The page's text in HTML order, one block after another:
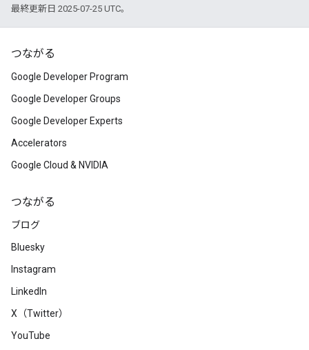
最終更新日 2025-07-25 UTC。
つながる
Google Developer Program
Google Developer Groups
Google Developer Experts
Accelerators
Google Cloud & NVIDIA
つながる
ブログ
Bluesky
Instagram
LinkedIn
X（Twitter）
YouTube